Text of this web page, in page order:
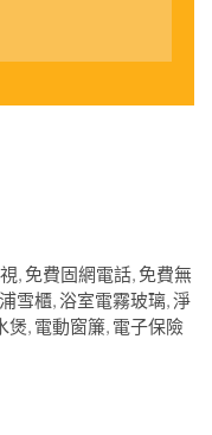
, 免費固網電話, 免費無
雪櫃,浴室電霧玻璃,淨
煲, 電動窗簾, 電子保險